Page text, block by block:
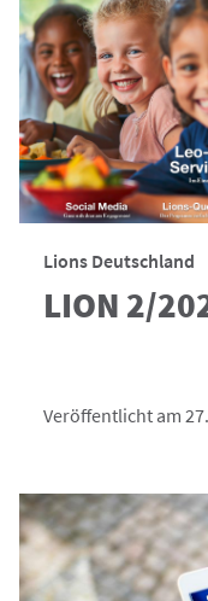
Lions Deutschland
LION 2/
Veröffentlicht am